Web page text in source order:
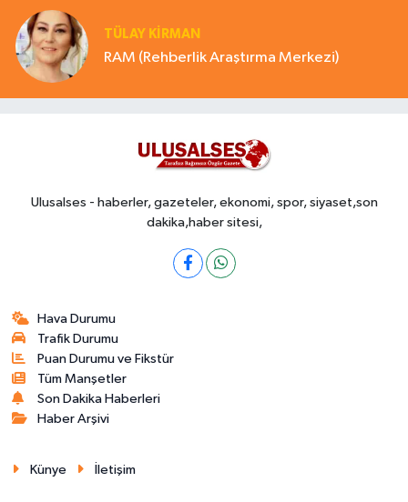
TÜLAY KİRMAN
RAM (Rehberlik Araştırma Merkezi)
Ulusalses - haberler, gazeteler, ekonomi, spor, siyaset,son
dakika,haber sitesi,
Hava Durumu
Trafik Durumu
Puan Durumu ve Fikstür
Tüm Manşetler
Son Dakika Haberleri
Haber Arşivi
Künye İletişim